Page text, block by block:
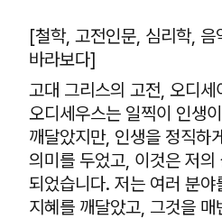
[철학, 고전인문, 심리학, 음
바라보다]
고대 그리스의 고전, 오디세
오디세우스는 일찍이 인생
깨달았지만, 인생을 정직하
의미를 두었고, 이것은 저의
되었습니다. 저는 여러 분야
지혜를 깨달았고, 그것을